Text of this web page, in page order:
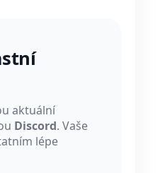
aktuální
Discord. Vaše
lépe